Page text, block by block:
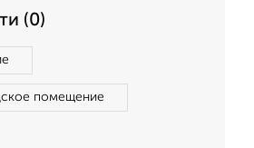
(0)
помещение